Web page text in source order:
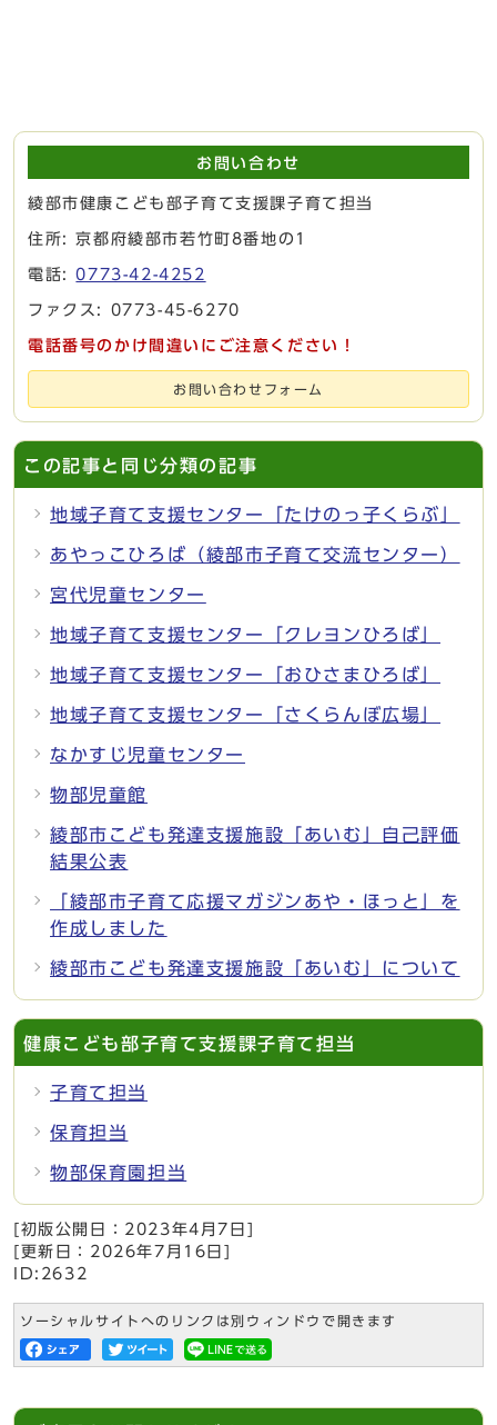
お問い合わせ
綾部市健康こども部子育て支援課子育て担当
住所: 京都府綾部市若竹町8番地の1
電話:0773-42-4252
ファクス: 0773-45-6270
電話番号のかけ間違いにご注意ください！
お問い合わせフォーム
この記事と同じ分類の記事
地域子育て支援センター「たけのっ子くらぶ」
あやっこひろば（綾部市子育て交流センター）
宮代児童センター
地域子育て支援センター「クレヨンひろば」
地域子育て支援センター「おひさまひろば」
地域子育て支援センター「さくらんぼ広場」
なかすじ児童センター
物部児童館
綾部市こども発達支援施設「あいむ」自己評価
結果公表
「綾部市子育て応援マガジンあや・ほっと」を
作成しました
綾部市こども発達支援施設「あいむ」について
健康こども部子育て支援課子育て担当
子育て担当
保育担当
物部保育園担当
[初版公開日： 2023年4月7日
[更新日： 2026年7月16日
ID:2632
ソーシャルサイトへのリンクは別ウィンドウで開きます